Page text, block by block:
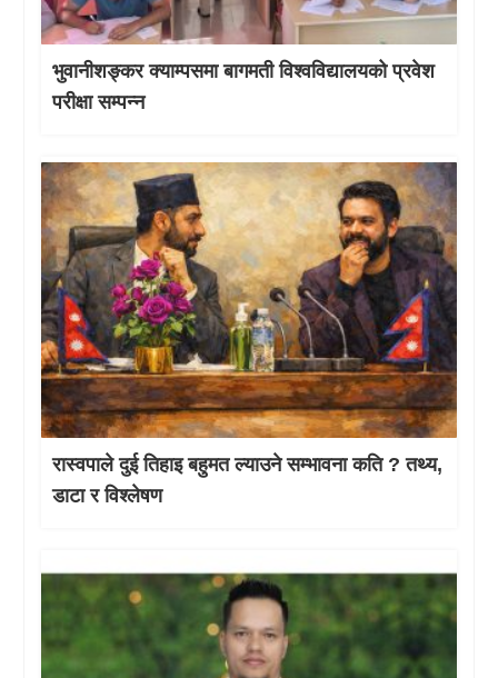
भुवानीशङ्कर क्याम्पसमा बागमती विश्वविद्यालयको प्रवेश
परीक्षा सम्पन्न
रास्वपाले दुई तिहाइ बहुमत ल्याउने सम्भावना कति ? तथ्य,
डाटा र विश्लेषण